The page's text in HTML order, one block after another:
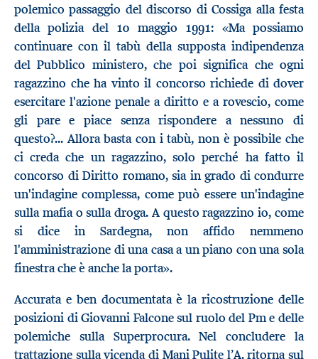
polemico passaggio del discorso di Cossiga alla festa
della polizia del 10 maggio 1991: «Ma possiamo
continuare con il tabù della supposta indipendenza
del Pubblico ministero, che poi significa che ogni
ragazzino che ha vinto il concorso richiede di dover
esercitare l'azione penale a diritto e a rovescio, come
gli pare e piace senza rispondere a nessuno di
questo?... Allora basta con i tabù, non è possibile che
ci creda che un ragazzino, solo perché ha fatto il
concorso di Diritto romano, sia in grado di condurre
un'indagine complessa, come può essere un'indagine
sulla mafia o sulla droga. A questo ragazzino io, come
si dice in Sardegna, non affido nemmeno
l'amministrazione di una casa a un piano con una sola
finestra che è anche la porta».
Accurata e ben documentata è la ricostruzione delle
posizioni di Giovanni Falcone sul ruolo del Pm e delle
polemiche sulla Superprocura. Nel concludere la
trattazione sulla vicenda di Mani Pulite l’A. ritorna sul